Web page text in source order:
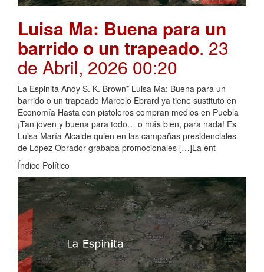
Luisa Ma: Buena para un
barrido o un trapeado. 23
de Abril, 2026 00:20
La Espinita Andy S. K. Brown* Luisa Ma: Buena para un
barrido o un trapeado Marcelo Ebrard ya tiene sustituto en
Economía Hasta con pistoleros compran medios en Puebla
¡Tan joven y buena para todo… o más bien, para nada! Es
Luisa María Alcalde quien en las campañas presidenciales
de López Obrador grababa promocionales […]La ent
Índice Político